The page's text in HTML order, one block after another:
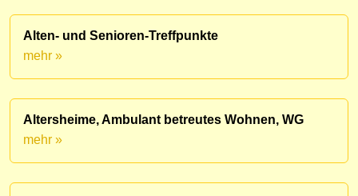
Alten- und Senioren-Treffpunkte
mehr »
Altersheime, Ambulant betreutes Wohnen, WG
mehr »